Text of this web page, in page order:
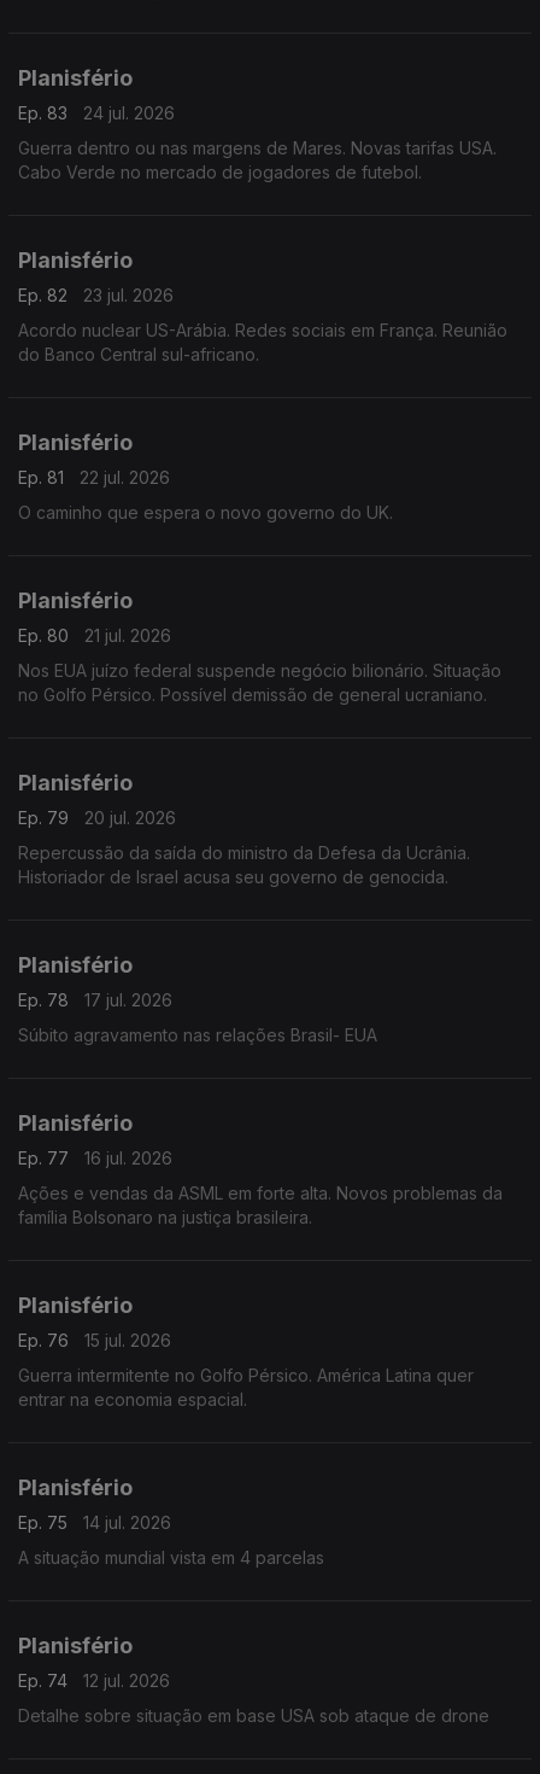
Planisfério
Ep. 83
24 jul. 2026
Guerra dentro ou nas margens de Mares. Novas tarifas USA.
Cabo Verde no mercado de jogadores de futebol.
Planisfério
Ep. 82
23 jul. 2026
Acordo nuclear US-Arábia. Redes sociais em França. Reunião
do Banco Central sul-africano.
Planisfério
Ep. 81
22 jul. 2026
O caminho que espera o novo governo do UK.
Planisfério
Ep. 80
21 jul. 2026
Nos EUA juízo federal suspende negócio bilionário. Situação
no Golfo Pérsico. Possível demissão de general ucraniano.
Planisfério
Ep. 79
20 jul. 2026
Repercussão da saída do ministro da Defesa da Ucrânia.
Historiador de Israel acusa seu governo de genocida.
Planisfério
Ep. 78
17 jul. 2026
Súbito agravamento nas relações Brasil- EUA
Planisfério
Ep. 77
16 jul. 2026
Ações e vendas da ASML em forte alta. Novos problemas da
família Bolsonaro na justiça brasileira.
Planisfério
Ep. 76
15 jul. 2026
Guerra intermitente no Golfo Pérsico. América Latina quer
entrar na economia espacial.
Planisfério
Ep. 75
14 jul. 2026
A situação mundial vista em 4 parcelas
Planisfério
Ep. 74
12 jul. 2026
Detalhe sobre situação em base USA sob ataque de drone